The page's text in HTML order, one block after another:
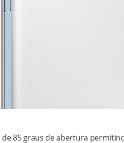
85 graus de abertura